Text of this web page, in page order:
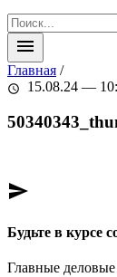
menu
Главная /
schedule 15.08.24 —
send
Будьте в курсе
Главные